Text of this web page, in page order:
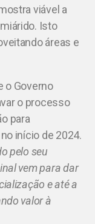
viável a
Isto
áreas e
o Governo
o processo
para
início de 2024.
pelo seu
vem para dar
e até a
valor à